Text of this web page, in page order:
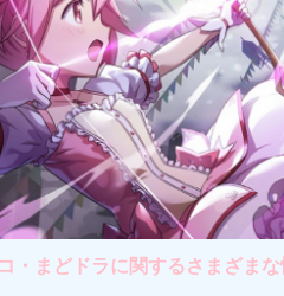
・まどドラに関するさまざま